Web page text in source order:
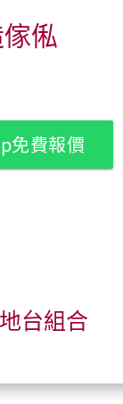
俬
免費報價
地台組合